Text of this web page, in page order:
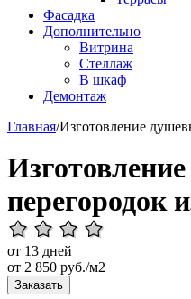
Фасадка
Дополнительно
Витрина
Стеллаж
В шкаф
Демонтаж
Главная/Изготовление
перегородок
от 13 дней
от 2 850 руб./м2
Заказать